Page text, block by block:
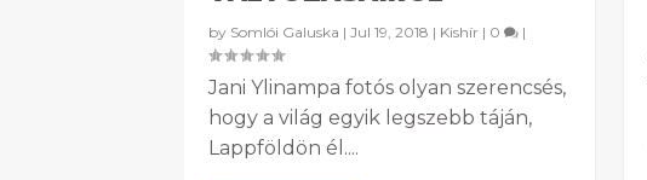
by Somlói Galuska | Jul 19, 2018 | Kishír | 0 |
Jani Ylinampa fotós olyan szerencsés,
hogy a világ egyik legszebb táján,
Lappföldön él....